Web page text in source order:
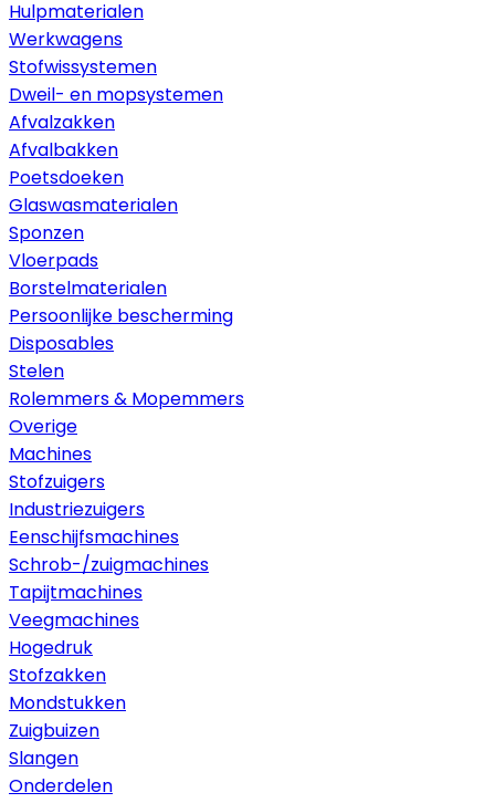
Hulpmaterialen
Werkwagens
Stofwissystemen
Dweil- en mopsystemen
Afvalzakken
Afvalbakken
Poetsdoeken
Glaswasmaterialen
Sponzen
Vloerpads
Borstelmaterialen
Persoonlijke bescherming
Disposables
Stelen
Rolemmers & Mopemmers
Overige
Machines
Stofzuigers
Industriezuigers
Eenschijfsmachines
Schrob-/zuigmachines
Tapijtmachines
Veegmachines
Hogedruk
Stofzakken
Mondstukken
Zuigbuizen
Slangen
Onderdelen